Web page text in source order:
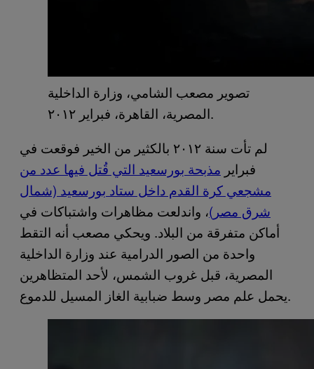
تصوير مصعب الشامي، وزارة الداخلية
المصرية، القاهرة، فبراير ٢٠١٢.
لم تأت سنة ٢٠١٢ بالكثير من الخير فوقعت في
فبراير مذبحة بورسعيد التي قُتل فيها عدد من
مشجعي كرة القدم داخل ستاد بورسعيد (شمال
شرق مصر)، واندلعت مظاهرات واشتباكات في
أماكن متفرقة من البلاد. ويحكي مصعب أنه التقط
واحدة من الصور الدرامية عند وزارة الداخلية
المصرية، قبل غروب الشمس، لأحد المتظاهرين
يحمل علم مصر وسط ضبابية الغاز المسيل للدموع.